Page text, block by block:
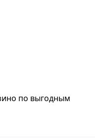
по выгодным